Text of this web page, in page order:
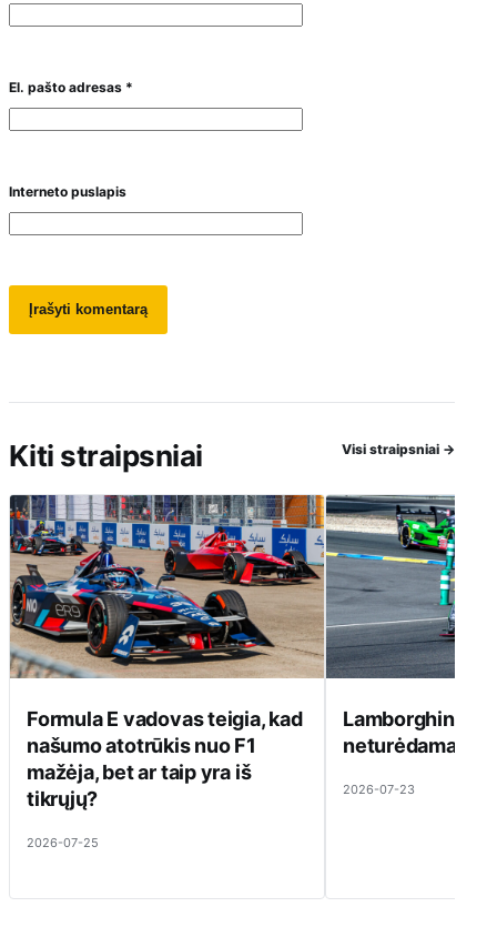
El. pašto adresas *
Interneto puslapis
Kiti straipsniai Visi straipsniai →
Formula E vadovas teigia, kad
našumo atotrūkis nuo F1
mažėja, bet ar taip yra iš
tikrųjų?
2026-07-25
Lamborghini
neturėdama ką
2026-07-23